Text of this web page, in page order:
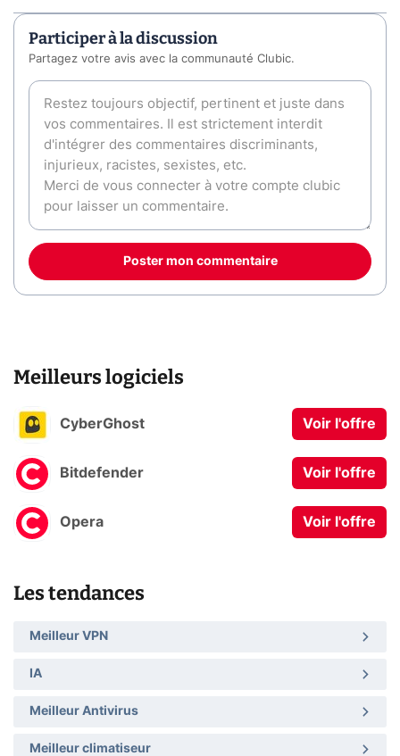
Participer à la discussion
Partagez votre avis avec la communauté Clubic.
Poster mon commentaire
Meilleurs logiciels
CyberGhost Voir l'offre
Bitdefender Voir l'offre
Opera Voir l'offre
Les tendances
Meilleur VPN
IA
Meilleur Antivirus
Meilleur climatiseur